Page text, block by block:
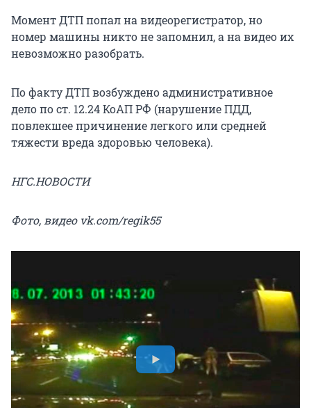
Момент ДТП попал на видеорегистратор, но
номер машины никто не запомнил, а на видео их
невозможно разобрать.
По факту ДТП возбуждено административное
дело по ст. 12.24 КоАП РФ (нарушение ПДД,
повлекшее причинение легкого или средней
тяжести вреда здоровью человека).
НГС.НОВОСТИ
Фото, видео vk.com/regik55